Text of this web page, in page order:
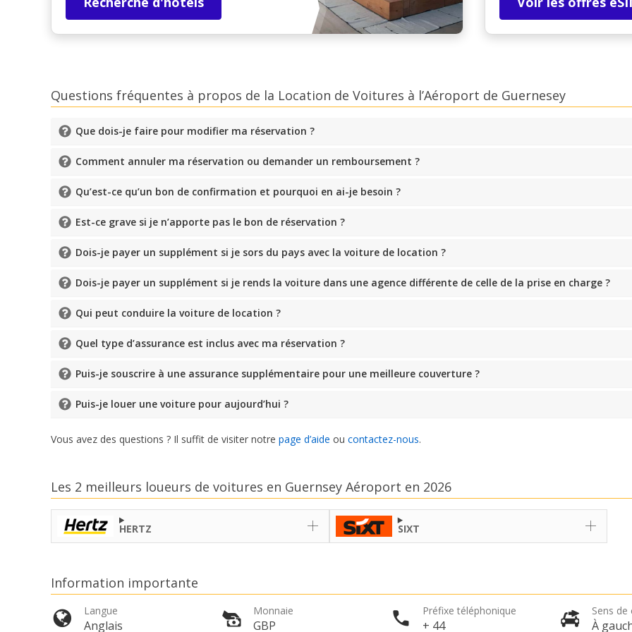
Questions fréquentes à propos de la Location de Voitures à l’Aéroport de Guernesey
Que dois-je faire pour modifier ma réservation ?
Comment annuler ma réservation ou demander un remboursement ?
Qu’est-ce qu’un bon de confirmation et pourquoi en ai-je besoin ?
Est-ce grave si je n’apporte pas le bon de réservation ?
Dois-je payer un supplément si je sors du pays avec la voiture de location ?
Dois-je payer un supplément si je rends la voiture dans une agence différente de celle de la prise en charge ?
Qui peut conduire la voiture de location ?
Quel type d’assurance est inclus avec ma réservation ?
Puis-je souscrire à une assurance supplémentaire pour une meilleure couverture ?
Puis-je louer une voiture pour aujourd’hui ?
Vous avez des questions ? Il suffit de visiter notre page d’aide ou contactez-nous.
Les 2 meilleurs loueurs de voitures en Guernsey Aéroport en 2026
HERTZ SIXT
Information importante
Langue
Anglais
Monnaie
GBP
Préfixe téléphonique
+ 44
Sens
À